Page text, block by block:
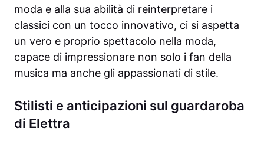
moda e alla sua abilità di reinterpretare i
classici con un tocco innovativo, ci si aspetta
un vero e proprio spettacolo nella moda,
capace di impressionare non solo i fan della
musica ma anche gli appassionati di stile.
Stilisti e anticipazioni sul guardaroba
di Elettra